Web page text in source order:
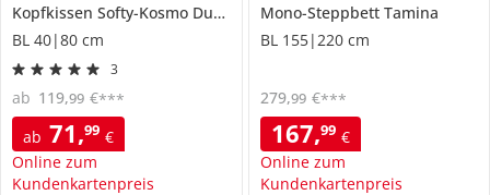
Kopfkissen Softy-Kosmo Duett +
BL 40|80 cm
3
ab 71,99 €
Online zum
Kundenkartenpreis
ab 119,99 €***
Mono-Steppbett Tamina
BL 155|220 cm
167,99 €
Online zum
Kundenkartenpreis
279,99 €***